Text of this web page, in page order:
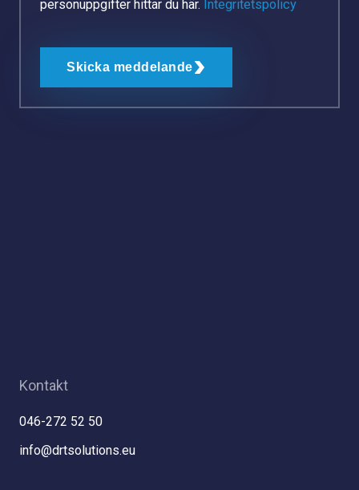
personuppgifter hittar du här. Integritetspolicy
Skicka meddelande
Kontakt
046-272 52 50
info@drtsolutions.eu